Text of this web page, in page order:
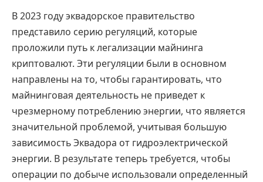
В 2023 году эквадорское правительство
представило серию регуляций, которые
проложили путь к легализации майнинга
криптовалют. Эти регуляции были в основном
направлены на то, чтобы гарантировать, что
майнинговая деятельность не приведет к
чрезмерному потреблению энергии, что является
значительной проблемой, учитывая большую
зависимость Эквадора от гидроэлектрической
энергии. В результате теперь требуется, чтобы
операции по добыче использовали определенный